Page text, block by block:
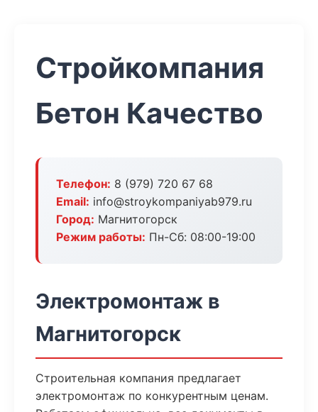
Стройкомпания
Бетон Качество
Телефон: 8 (979) 720 67 68
Email: info@stroykompaniyab979.ru
Город: Магнитогорск
Режим работы: Пн-Сб: 08:00-19:00
Электромонтаж в
Магнитогорск
Строительная компания предлагает
электромонтаж по конкурентным ценам.